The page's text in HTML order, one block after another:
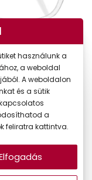
használunk a
a weboldal
A weboldalon
és a sütik
a
feliratra kattintva.